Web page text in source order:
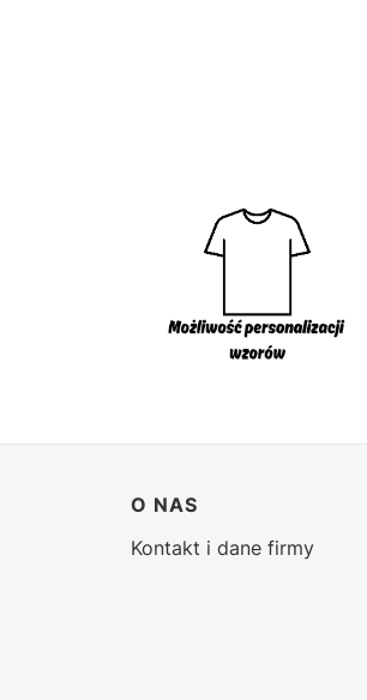
O NAS
Kontakt i dane firmy